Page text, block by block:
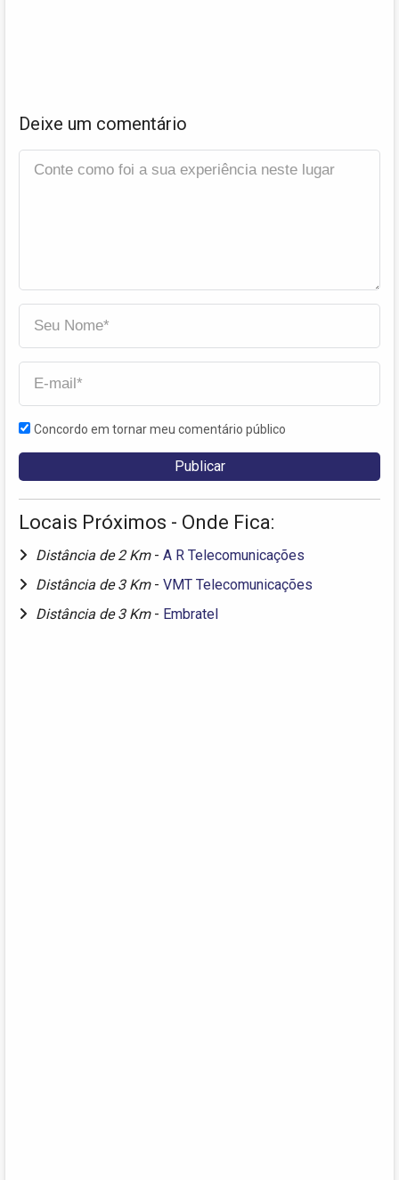
Deixe um comentário
Concordo em tornar meu comentário público
Locais Próximos - Onde Fica:
Distância de 2 Km - A R Telecomunicações
Distância de 3 Km - VMT Telecomunicações
Distância de 3 Km - Embratel